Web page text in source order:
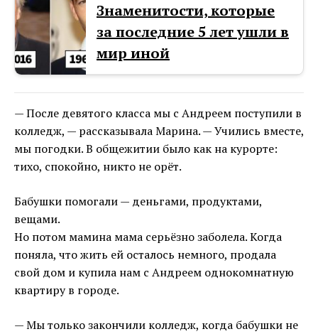
Знаменитости, которые
за последние 5 лет ушли в
мир иной
— После девятого класса мы с Андреем поступили в
колледж, — рассказывала Марина. — Учились вместе,
мы погодки. В общежитии было как на курорте:
тихо, спокойно, никто не орёт.
Бабушки помогали — деньгами, продуктами,
вещами.
Но потом мамина мама серьёзно заболела. Когда
поняла, что жить ей осталось немного, продала
свой дом и купила нам с Андреем однокомнатную
квартиру в городе.
— Мы только закончили колледж, когда бабушки не